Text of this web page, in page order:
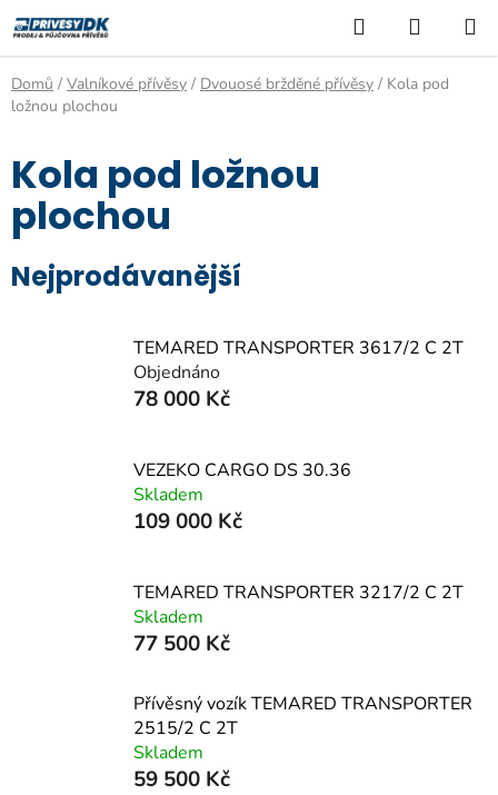
na
obsah
Hledat
KOŠÍK
Domů / Valníkové přívěsy / Dvouosé bržděné přívěsy / Kola pod
ložnou plochou
Kola pod ložnou
plochou
Nejprodávanější
TEMARED TRANSPORTER 3617/2 C 2T
Objednáno
78 000 Kč
VEZEKO CARGO DS 30.36
Skladem
109 000 Kč
TEMARED TRANSPORTER 3217/2 C 2T
Skladem
77 500 Kč
Přívěsný vozík TEMARED TRANSPORTER
2515/2 C 2T
Skladem
59 500 Kč